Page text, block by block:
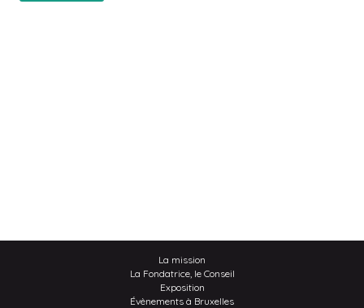
La mission
La Fondatrice, le Conseil
Exposition
Évènements à Bruxelles